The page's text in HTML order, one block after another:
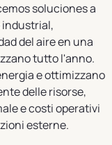
soluciones a
industrial,
del aire en una
tutto l'anno.
e ottimizzano
delle risorse,
e costi operativi
esterne.